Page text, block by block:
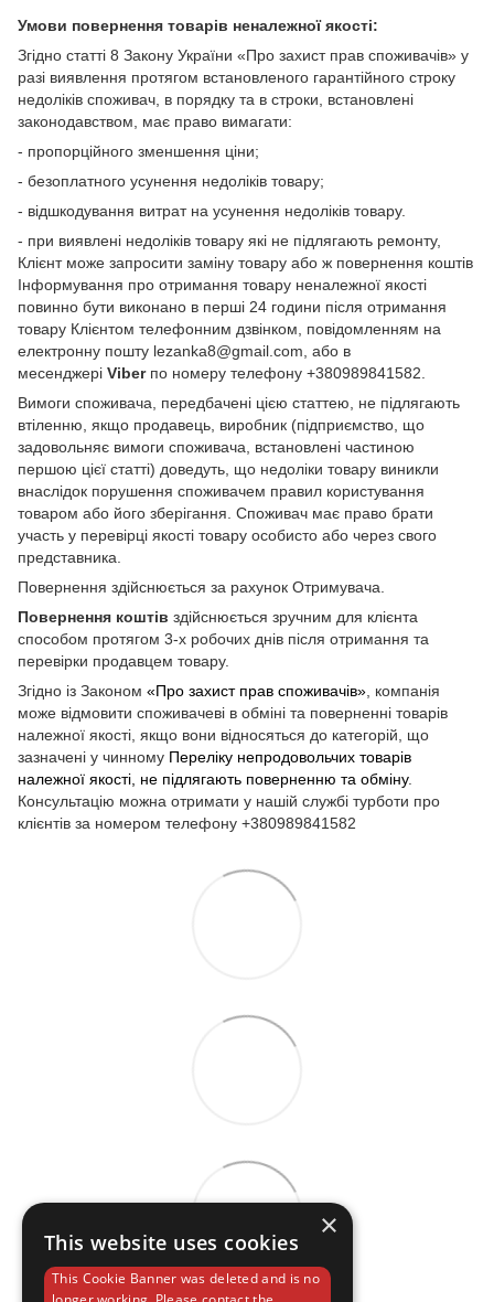
Умови повернення товарів неналежної якості:
Згідно статті 8 Закону України «Про захист прав споживачів» у
разі виявлення протягом встановленого гарантійного строку
недоліків споживач, в порядку та в строки, встановлені
законодавством, має право вимагати:
- пропорційного зменшення ціни;
- безоплатного усунення недоліків товару;
- відшкодування витрат на усунення недоліків товару.
- при виявлені недоліків товару які не підлягають ремонту,
Клієнт може запросити заміну товару або ж повернення коштів
Інформування про отримання товару неналежної якості
повинно бути виконано в перші 24 години після отримання
товару Клієнтом телефонним дзвінком, повідомленням на
електронну пошту lezanka8@gmail.com, або в
месенджері Viberпо номеру телефону +380989841582.
Вимоги споживача, передбачені цією статтею, не підлягають
втіленню, якщо продавець, виробник (підприємство, що
задовольняє вимоги споживача, встановлені частиною
першою цієї статті) доведуть, що недоліки товару виникли
внаслідок порушення споживачем правил користування
товаром або його зберігання. Споживач має право брати
участь у перевірці якості товару особисто або через свого
представника.
Повернення здійснюється за рахунок Отримувача.
Повернення коштів здійснюється зручним для клієнта
способом протягом 3-х робочих днів після отримання та
перевірки продавцем товару.
Згідно із Законом «Про захист прав споживачів» , компанія
може відмовити споживачеві в обміні та поверненні товарів
належної якості, якщо вони відносяться до категорій, що
зазначені у чинному Переліку непродовольчих товарів
належної якості, не підлягають поверненню та обміну.
Консультацію можна отримати у нашій службі турботи про
клієнтів за номером телефону +380989841582
×
This website uses cookies
This Cookie Banner was deleted and is no